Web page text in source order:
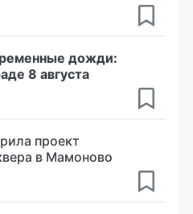
дожди:
8 августа
проект
в Мамоново